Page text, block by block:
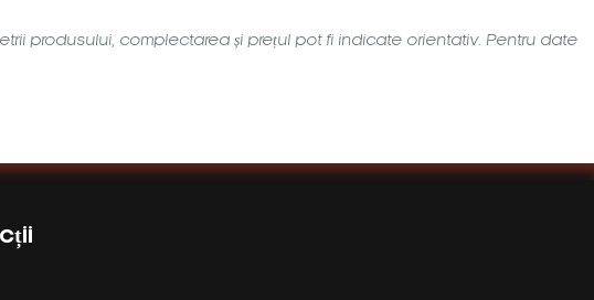
produsului, complectarea și prețul pot fi indicate orientativ. Pentru date